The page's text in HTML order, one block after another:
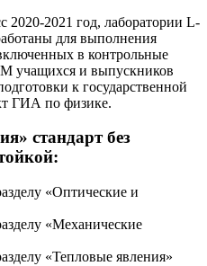
2021 год, лаборатории L-
для выполнения
в контрольные
учащихся и выпускников
к государственной
ГИА по физике.
стандарт без
«Оптические и
«Механические
«Тепловые явления»